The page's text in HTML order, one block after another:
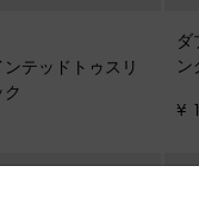
テッドトゥスリ
ダ
ン
¥